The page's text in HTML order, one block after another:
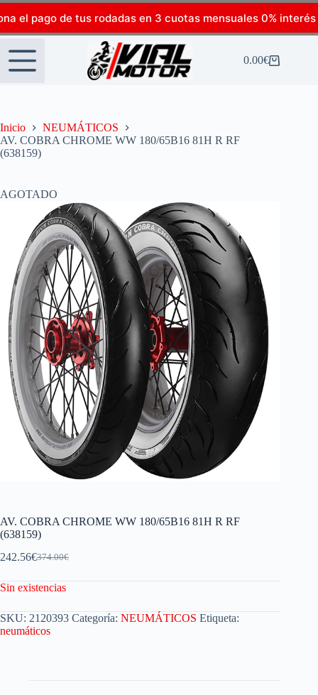
el pago de tus rodadas en 3 cuotas mensuales 0% interés
0.00€
Inicio
NEUMÁTICOS
AV. COBRA CHROME WW 180/65B16 81H R RF
(638159)
AGOTADO
AV. COBRA CHROME WW 180/65B16 81H R RF
(638159)
374.00€
242.56€
Sin existencias
SKU: 2120393 Categoría: NEUMÁTICOS Etiqueta:
neumáticos